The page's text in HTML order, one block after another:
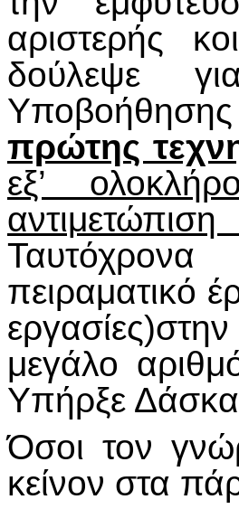
αριστερής
δούλεψε
πρώτης
εξ’
Ταυτόχρονα
πειραματικό
μεγάλο
Υπήρξε
Όσοι τον
κείνον στα